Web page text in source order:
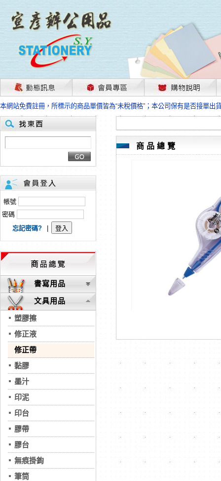
茲因國際情勢變化石油及塑化原物料波動漲幅甚大，部份上游供應商已採取
本網站免費註冊，所標示的商品單價皆為“未稅價格”；本公司保有是否接單出
HP、EPSON、CANON原廠耗材價格浮動，下單前請先跟客服人員確認最新
本網站免費註冊，所標示的商品單價皆為“未稅價格”；本公司保有是否接單出
匯款客戶請注意！因商品繁複來不及發現短缺，遂待客服人員跟您確認訂單
本網站免費註冊，所標示的商品單價皆為“未稅價格”；本公司保有是否接單出
茲因國際情勢變化石油及塑化原物料波動漲幅甚大，部份上游供應商已採取
本網站免費註冊，所標示的商品單價皆為“未稅價格”；本公司保有是否接單出
HP、EPSON、CANON原廠耗材價格浮動，下單前請先跟客服人員確認最新
本網站免費註冊，所標示的商品單價皆為“未稅價格”；本公司保有是否接單出
匯款客戶請注意！因商品繁複來不及發現短缺，遂待客服人員跟您確認訂單
本網站免費註冊，所標示的商品單價皆為“未稅價格”；本公司保有是否接單出
帳號
密碼
忘記密碼?
書寫用品
文具用品
塑膠擦
修正液
修正帶
黏膠
墨汁
印泥
印台
膠帶
膠台
無痕掛鉤
筆筒
商品總覽